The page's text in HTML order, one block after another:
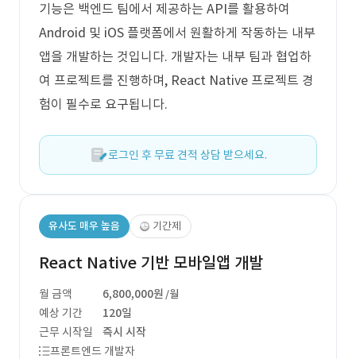
기능은 백엔드 팀에서 제공하는 API를 활용하여
Android 및 iOS 플랫폼에서 원활하게 작동하는 내부
앱을 개발하는 것입니다. 개발자는 내부 팀과 협업하
여 프로젝트를 진행하며, React Native 프로젝트 경
험이 필수로 요구됩니다.
로그인 후 무료 견적 상담 받으세요.
유사도 매우 높음 기간제
React Native 기반 모바일앱 개발
월 금액 6,800,000원 /월
예상 기간
120일
근무 시작일
즉시 시작
프론트엔드 개발자